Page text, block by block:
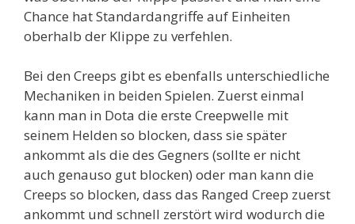
Chance hat Standardangriffe auf Einheiten
oberhalb der Klippe zu verfehlen.
Bei den Creeps gibt es ebenfalls unterschiedliche
Mechaniken in beiden Spielen. Zuerst einmal
kann man in Dota die erste Creepwelle mit
seinem Helden so blocken, dass sie später
ankommt als die des Gegners (sollte er nicht
auch genauso gut blocken) oder man kann die
Creeps so blocken, dass das Ranged Creep zuerst
ankommt und schnell zerstört wird wodurch die